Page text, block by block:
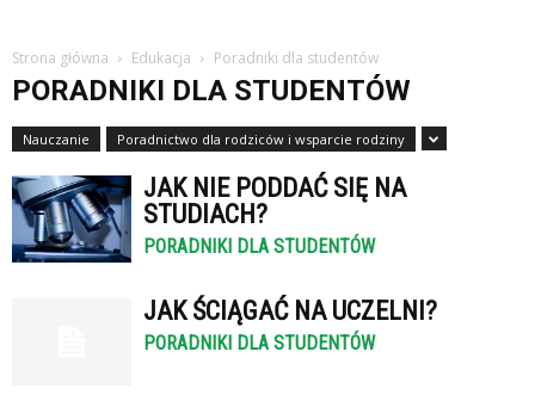
Strona główna Edukacja Poradniki dla studentów
PORADNIKI DLA STUDENTÓW
Nauczanie Poradnictwo dla rodziców i wsparcie rodziny
JAK NIE PODDAĆ SIĘ NA
STUDIACH?
PORADNIKI DLA STUDENTÓW
JAK ŚCIĄGAĆ NA UCZELNI?
PORADNIKI DLA STUDENTÓW